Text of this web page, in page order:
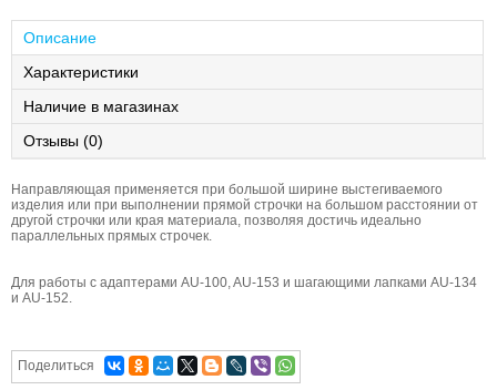
Описание
Характеристики
Наличие в магазинах
Отзывы (0)
Направляющая применяется при большой ширине выстегиваемого
изделия или при выполнении прямой строчки на большом расстоянии от
другой строчки или края материала, позволяя достичь идеально
параллельных прямых строчек.
Для работы с адаптерами AU-100, AU-153 и шагающими лапками AU-134
и AU-152.
Поделиться